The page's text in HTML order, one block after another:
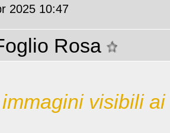
2025 10:47
Rosa
immagini visibili